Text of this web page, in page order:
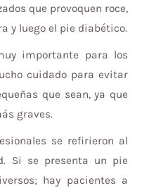
que provoquen roce,
y luego el pie diabético.
importante para los
cuidado para evitar
que sean, ya que
graves.
se refirieron al
Si se presenta un pie
hay pacientes a